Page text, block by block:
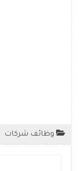
وظائف شركات